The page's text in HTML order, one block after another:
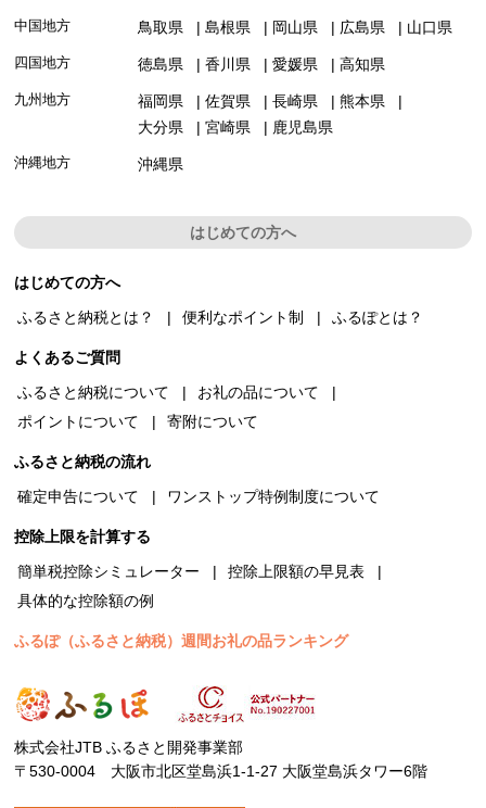
中国地方 鳥取県 島根県 岡山県 広島県 山口県
四国地方 徳島県 香川県 愛媛県 高知県
九州地方 福岡県 佐賀県 長崎県
熊本県
大分県
宮崎県 鹿児島県
沖縄地方 沖縄県
はじめての方へ
はじめての方へ
ふるさと納税とは？
便利なポイント制 ふるぽとは？
よくあるご質問
ふるさと納税について
お礼の品について
ポイントについて
寄附について
ふるさと納税の流れ
確定申告について
ワンストップ特例制度について
控除上限を計算する
簡単税控除シミュレーター
控除上限額の早見表
具体的な控除額の例
ふるぽ（ふるさと納税）週間お礼の品ランキング
株式会社JTB ふるさと開発事業部
〒530-0004 大阪市北区堂島浜1-1-27 大阪堂島浜タワー6階